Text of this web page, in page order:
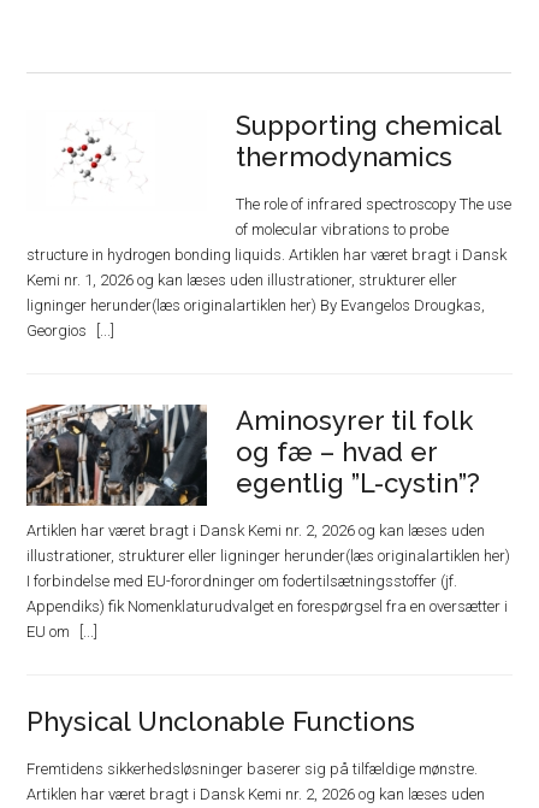
Supporting chemical
thermodynamics
The role of infrared spectroscopy The use
of molecular vibrations to probe
structure in hydrogen bonding liquids. Artiklen har været bragt i Dansk
Kemi nr. 1, 2026 og kan læses uden illustrationer, strukturer eller
ligninger herunder(læs originalartiklen her) By Evangelos Drougkas,
Georgios
Aminosyrer til folk
og fæ – hvad er
egentlig ”L-cystin”?
Artiklen har været bragt i Dansk Kemi nr. 2, 2026 og kan læses uden
illustrationer, strukturer eller ligninger herunder(læs originalartiklen her)
I forbindelse med EU-forordninger om fodertilsætningsstoffer (jf.
Appendiks) fik Nomenklaturudvalget en forespørgsel fra en oversætter i
EU om
Physical Unclonable Functions
Fremtidens sikkerhedsløsninger baserer sig på tilfældige mønstre.
Artiklen har været bragt i Dansk Kemi nr. 2, 2026 og kan læses uden